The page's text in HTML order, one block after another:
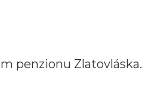
penzionu Zlatovláska.